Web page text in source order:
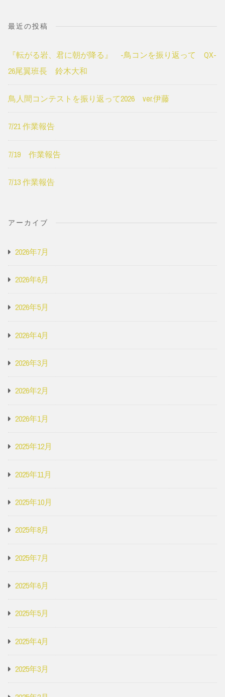
最近の投稿
『転がる岩、君に朝が降る』 -鳥コンを振り返って QX-
26尾翼班長 鈴木大和
鳥人間コンテストを振り返って2026 ver.伊藤
7/21 作業報告
7/19 作業報告
7/13 作業報告
アーカイブ
2026年7月
2026年6月
2026年5月
2026年4月
2026年3月
2026年2月
2026年1月
2025年12月
2025年11月
2025年10月
2025年8月
2025年7月
2025年6月
2025年5月
2025年4月
2025年3月